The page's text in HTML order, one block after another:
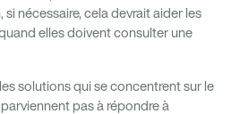
si nécessaire, cela devrait aider les
elles doivent consulter une
solutions qui se concentrent sur le
pas à répondre à